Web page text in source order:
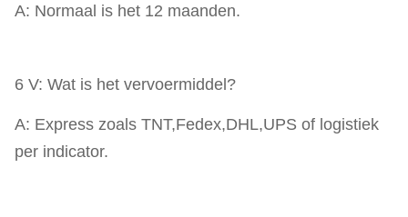
A: Normaal is het 12 maanden.
6 V: Wat is het vervoermiddel?
A: Express zoals TNT,Fedex,DHL,UPS of logistiek
per indicator.